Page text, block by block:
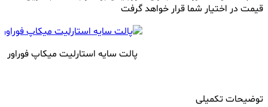
قیمت در اختیار شما قرار خواهد گرفت
پالت سایه استارلیت میکاپ فوراور STAR LIT EYE PALETTE
توضیحات تکمیلی